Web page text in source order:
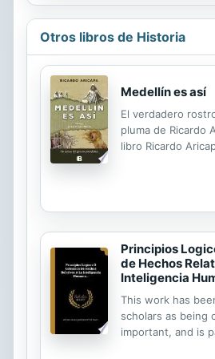
ansiedad ...
Otros libros de Historia
Medellín es así
El verdadero
pluma de Ricardo
libro Ricardo
en las imágenes.
verbales que nos
expresan los
Una urbe
la beatitud y la
exclusión, copan
es una radiografía
incluso su
grito de esperanza
pujante y desigual
Principios
de Hechos
Inteligencia
This work has
scholars as being
important, and is
knowledge base